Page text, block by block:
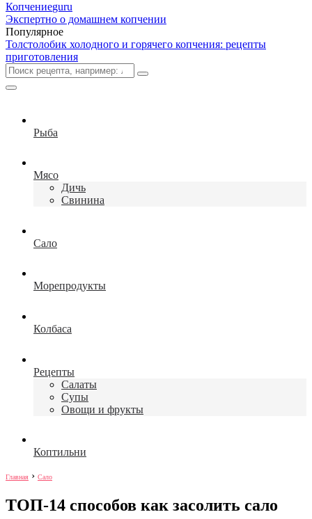
Копчениеguru
Экспертно о домашнем копчении
Популярное
Толстолобик холодного и горячего копчения: рецепты
приготовления
Рыба
Мясо
Дичь
Свинина
Сало
Морепродукты
Колбаса
Рецепты
Салаты
Супы
Овощи и фрукты
Коптильни
Главная › Сало
ТОП-14 способов как засолить сало